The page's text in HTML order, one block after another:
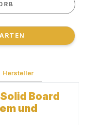
Hersteller
Board
und